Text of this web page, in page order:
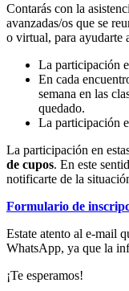
Contarás con la
avanzadas/os que se
o virtual, para ayudarte
La participación
En cada
semana en las
quedado.
La participación
La participación en
de cupos. En este
notificarte de la
Formulario de
Estate atento al e-mail
WhatsApp, ya que la
¡Te esperamos!